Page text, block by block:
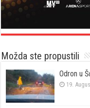
Možda ste propustili
Odron u
19.